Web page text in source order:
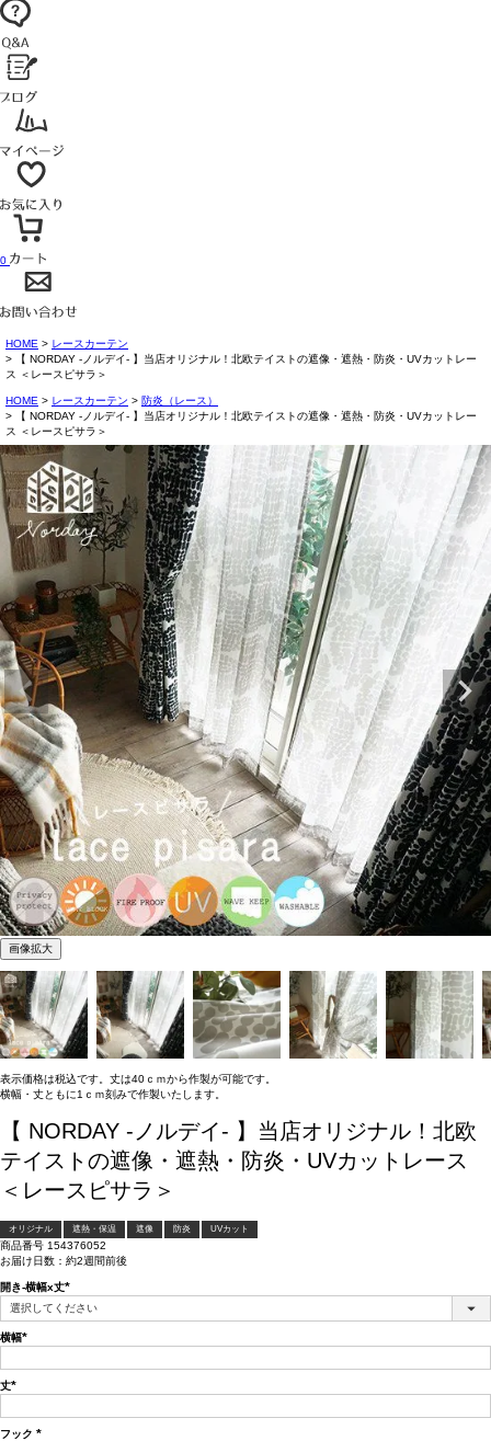
0
HOME
レースカーテン
【 NORDAY -ノルデイ- 】当店オリジナル！北欧テイストの遮像・遮熱・防炎・UVカットレー
ス ＜レースピサラ＞
HOME レースカーテン
防炎（レース）
【 NORDAY -ノルデイ- 】当店オリジナル！北欧テイストの遮像・遮熱・防炎・UVカットレー
ス ＜レースピサラ＞
画像拡大
表示価格は税込です。丈は40ｃｍから作製が可能です。
横幅・丈ともに1ｃｍ刻みで作製いたします。
【 NORDAY -ノルデイ- 】当店オリジナル！北欧
テイストの遮像・遮熱・防炎・UVカットレース
＜レースピサラ＞
オリジナル 遮熱・保温 遮像 防炎 UVカット
商品番号 154376052
お届け日数：約2週間前後
開き-横幅x丈
(必
須)
横幅
須)
丈
須)
フック